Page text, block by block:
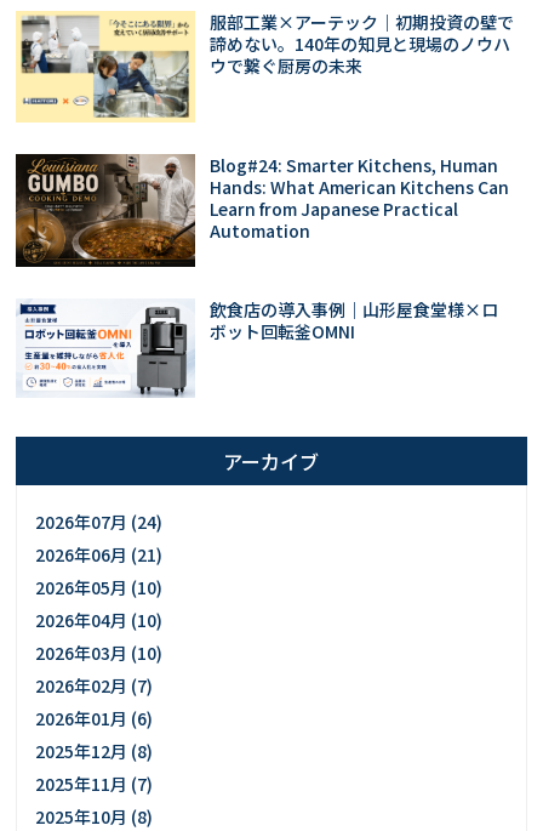
服部工業×アーテック｜初期投資の壁で
諦めない。140年の知見と現場のノウハ
ウで繋ぐ厨房の未来
Blog#24: Smarter Kitchens, Human
Hands: What American Kitchens Can
Learn from Japanese Practical
Automation
飲食店の導入事例｜山形屋食堂様×ロ
ボット回転釜OMNI
アーカイブ
2026年07月 (24)
2026年06月 (21)
2026年05月 (10)
2026年04月 (10)
2026年03月 (10)
2026年02月 (7)
2026年01月 (6)
2025年12月 (8)
2025年11月 (7)
2025年10月 (8)